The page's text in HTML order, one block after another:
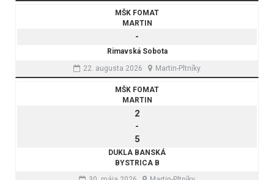
MŠK FOMAT
MARTIN
-
Rimavská Sobota
22. augusta 2026
Martin-Pltníky
MŠK FOMAT
MARTIN
2
-
5
DUKLA BANSKÁ
BYSTRICA B